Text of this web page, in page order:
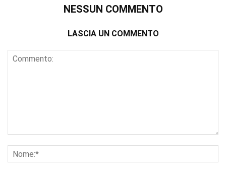
NESSUN COMMENTO
LASCIA UN COMMENTO